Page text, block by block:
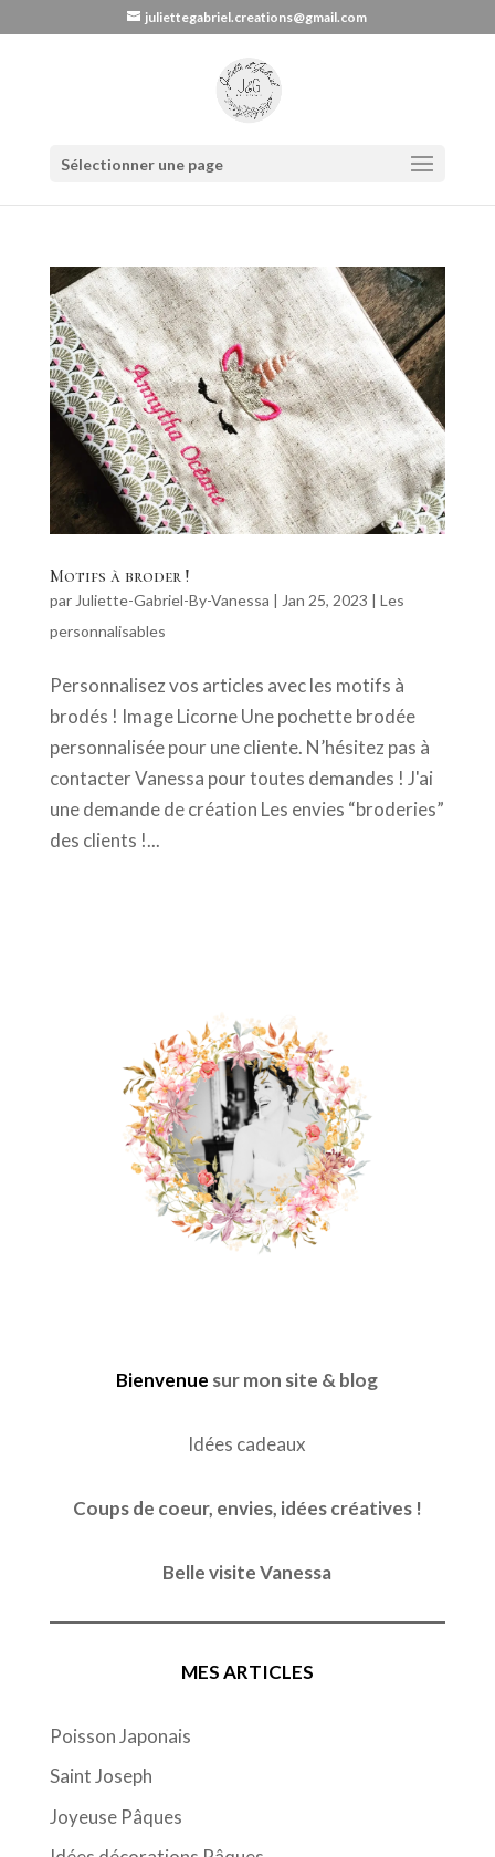
juliettegabriel.creations@gmail.com
Sélectionner une page
Motifs à broder !
par Juliette-Gabriel-By-Vanessa | Jan 25, 2023 | Les
personnalisables
Personnalisez vos articles avec les motifs à
brodés ! Image Licorne Une pochette brodée
personnalisée pour une cliente. N’hésitez pas à
contacter Vanessa pour toutes demandes ! J'ai
une demande de création Les envies “broderies”
des clients !...
Bienvenue sur mon site & blog
Idées cadeaux
Coups de coeur, envies, idées créatives !
Belle visite Vanessa
MES ARTICLES
Poisson Japonais
Saint Joseph
Joyeuse Pâques